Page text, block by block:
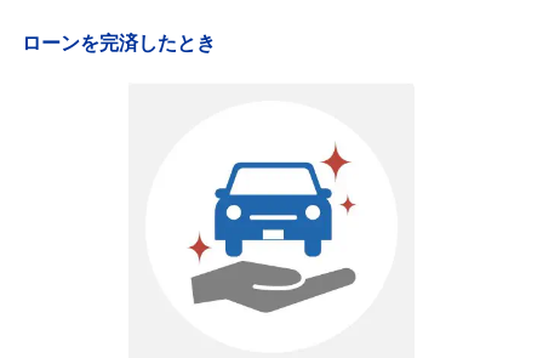
ローンを完済したとき